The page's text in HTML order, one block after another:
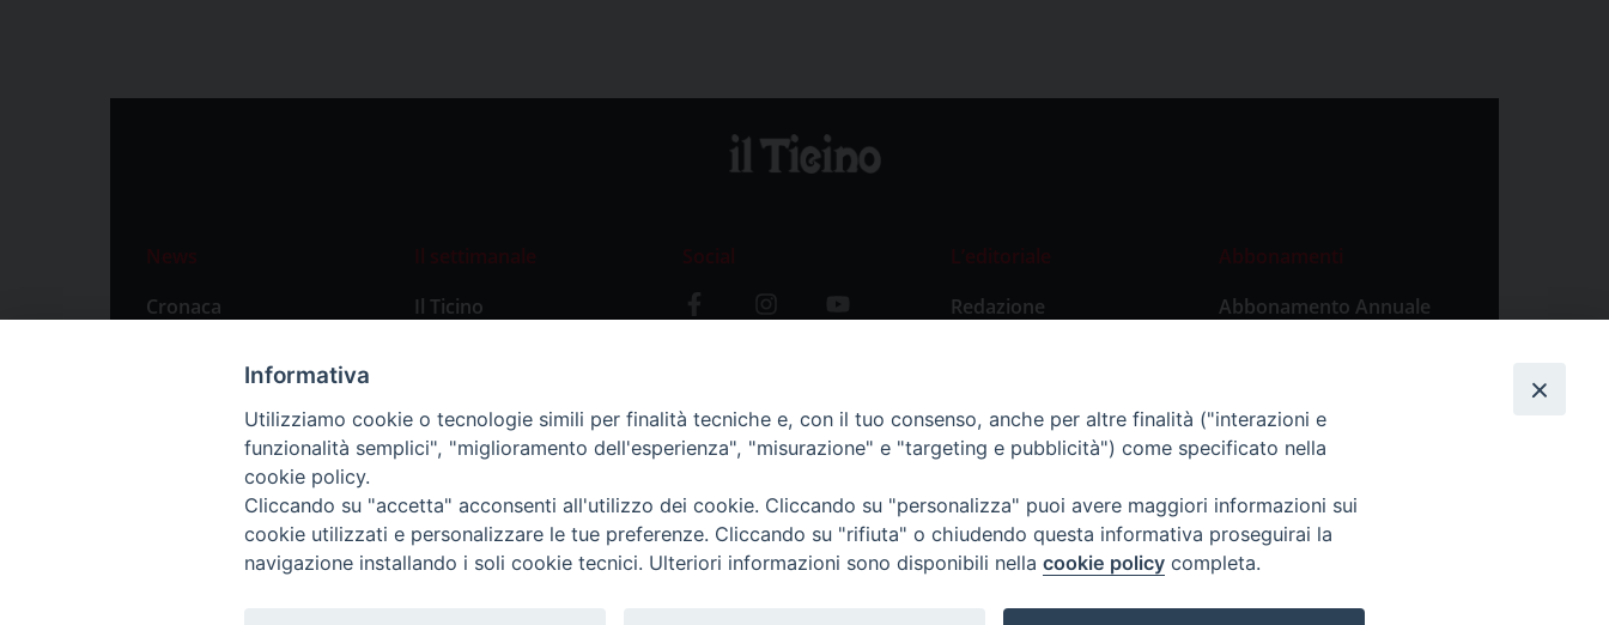
News
Cronaca
Primo Piano
Il settimanale
Il Ticino
Social
L’editoriale
Redazione
Abbonamenti
Abbonamento Annuale
Abbonamento Singola
Informativa
Utilizziamo cookie o tecnologie simili per finalità tecniche e, con il tuo consenso, anche per altre finalità ("interazioni e
funzionalità semplici", "miglioramento dell'esperienza", "misurazione" e "targeting e pubblicità") come specificato nella
cookie policy.
Cliccando su "accetta" acconsenti all'utilizzo dei cookie. Cliccando su "personalizza" puoi avere maggiori informazioni sui
cookie utilizzati e personalizzare le tue preferenze. Cliccando su "rifiuta" o chiudendo questa informativa proseguirai la
navigazione installando i soli cookie tecnici. Ulteriori informazioni sono disponibili nella cookie policy completa.